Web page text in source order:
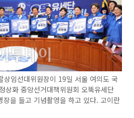
임선대위원장이 19일 서울 여의도 국
상화 중앙선거대책위원회 오뚝유세단
장을 들고 기념촬영을 하고 있다. 고이란